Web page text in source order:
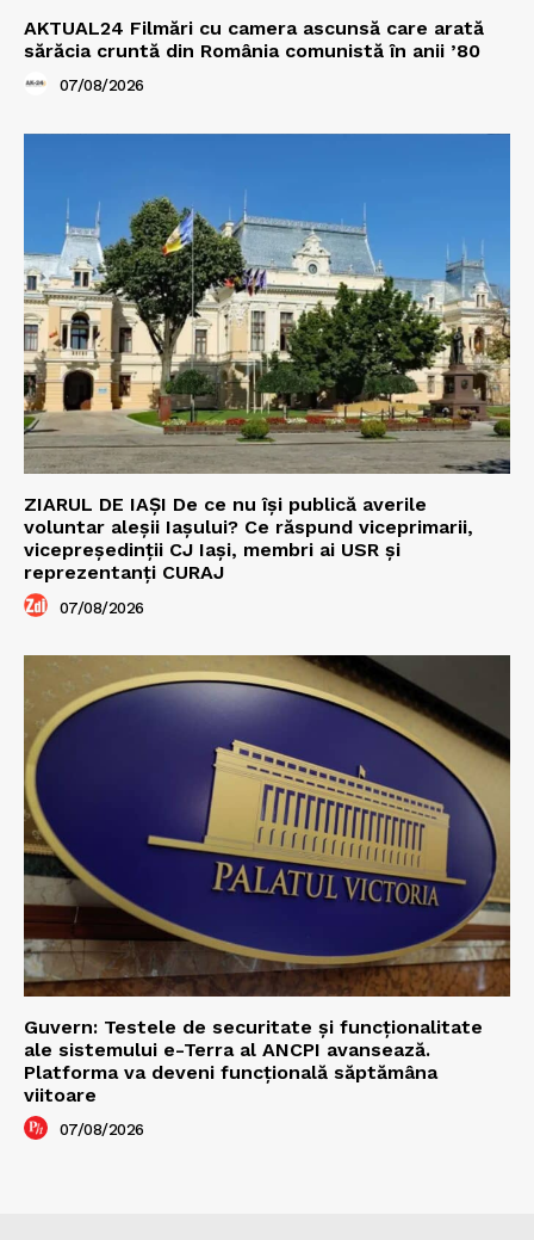
AKTUAL24 Filmări cu camera ascunsă care arată
sărăcia cruntă din România comunistă în anii ’80
07/08/2026
ZIARUL DE IAȘI De ce nu își publică averile
voluntar aleșii Iașului? Ce răspund viceprimarii,
vicepreședinții CJ Iași, membri ai USR și
reprezentanți CURAJ
07/08/2026
Guvern: Testele de securitate și funcționalitate
ale sistemului e-Terra al ANCPI avansează.
Platforma va deveni funcțională săptămâna
viitoare
07/08/2026